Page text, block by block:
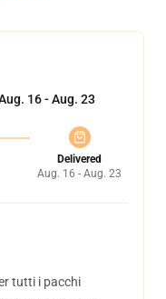
16 - Aug. 23
Delivered
Aug. 16 - Aug. 23
tutti i pacchi